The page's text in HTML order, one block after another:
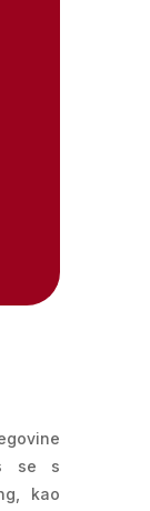
se s
kao